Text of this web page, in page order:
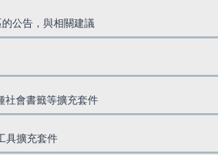
的公告，與相關建議
社會書籤等擴充套件
具擴充套件